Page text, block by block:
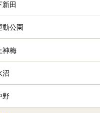
新田
動公園
神梅
沼
野